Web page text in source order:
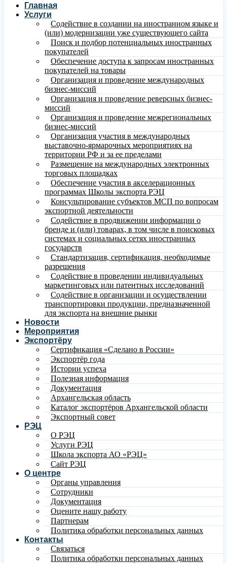
Главная
Услуги
Содействие в создании на иностранном языке и
(или) модернизации уже существующего сайта
Поиск и подбор потенциальных иностранных
покупателей
Обеспечение доступа к запросам иностранных
покупателей на товары
Организация и проведение международных
бизнес-миссий
Организация и проведение реверсных бизнес-
миссий
Организация и проведение межрегиональных
бизнес-миссий
Организация участия в международных
выставочно-ярмарочных мероприятиях на
территории РФ и за ее пределами
Размещение на международных электронных
торговых площадках
Обеспечение участия в акселерационных
программах Школы экспорта РЭЦ
Консультирование субъектов МСП по вопросам
экспортной деятельности
Содействие в продвижении информации о
бренде и (или) товарах, в том числе в поисковых
системах и социальных сетях иностранных
государств
Стандартизация, сертификация, необходимые
разрешения
Содействие в проведении индивидуальных
маркетинговых или патентных исследований
Содействие в организации и осуществлении
транспортировки продукции, предназначенной
для экспорта на внешние рынки
Новости
Мероприятия
Экспортёру
Сертификация «Сделано в России»
Экспортёр года
Истории успеха
Полезная информация
Документация
Архангельская область
Каталог экспортёров Архангельской области
Экспортный совет
РЭЦ
О РЭЦ
Услуги РЭЦ
Школа экспорта АО «РЭЦ»
Сайт РЭЦ
О центре
Органы управления
Сотрудники
Документация
Оцените нашу работу
Партнерам
Политика обработки персональных данных
Контакты
Связаться
Политика обработки персональных данных